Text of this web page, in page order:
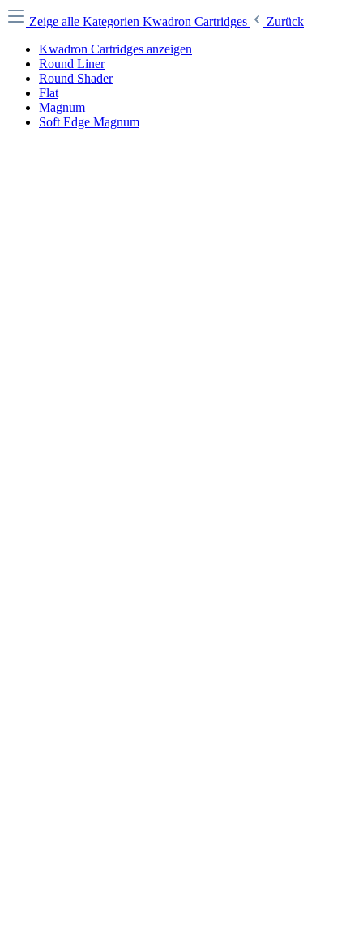
Zeige alle Kategorien Kwadron Cartridges
Zurück
Kwadron Cartridges anzeigen
Round Liner
Round Shader
Flat
Magnum
Soft Edge Magnum